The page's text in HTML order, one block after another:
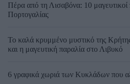
Πέρα από τη Λισαβόνα: 10 μαγευτικοί
Πορτογαλίας
Το καλά κρυμμένο μυστικό της
και η μαγευτική παραλία στο Λιβυκό
6 γραφικά χωριά των Κυκλάδων που